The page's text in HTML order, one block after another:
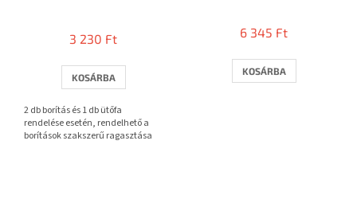
átlagos
5-
ből
csillag.
3 230 Ft
KOSÁRBA
2 db borítás és 1 db ütőfa
rendelése esetén, rendelhető a
borítások szakszerű ragasztása
6 345 Ft
KOSÁRBA